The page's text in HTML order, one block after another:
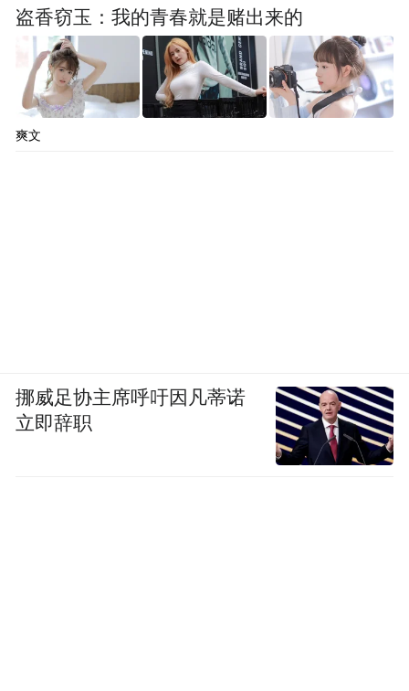
盗香窃玉：我的青春就是赌出来的
爽文
挪威足协主席呼吁因凡蒂诺
立即辞职